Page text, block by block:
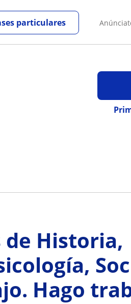
particulares
de Historia,
Hago